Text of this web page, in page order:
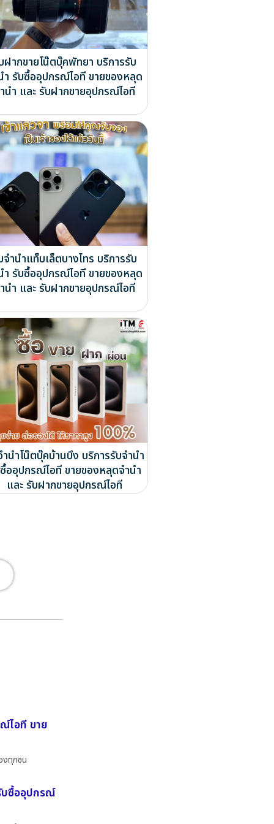
ฝากขายโน๊ตบุ๊คพัทยา บริการรับ
ำ รับซื้ออุปกรณ์ไอที ขายของหลุด
นำ และ รับฝากขายอุปกรณ์ไอที
จำนำแท็บเล็ตบางไทร บริการรับ
ำ รับซื้ออุปกรณ์ไอที ขายของหลุด
นำ และ รับฝากขายอุปกรณ์ไอที
นำโน๊ตบุ๊คบ้านบึง บริการรับจำนำ
ออุปกรณ์ไอที ขายของหลุดจำนำ
และ รับฝากขายอุปกรณ์ไอที
ไอที ขาย
งทุกชน
บซื้ออุปกรณ์